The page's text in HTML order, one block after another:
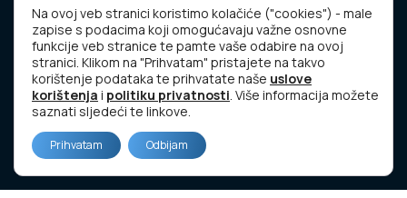
podržavaju
www.plavitelefon.ba
© Copyright 2023 Udruženje “NOVA GENERACIJA”.
Na ovoj veb stranici koristimo kolačiće ("cookies") - male
zapise s podacima koji omogućavaju važne osnovne
funkcije veb stranice te pamte vaše odabire na ovoj
stranici. Klikom na "Prihvatam" pristajete na takvo
korištenje podataka te prihvatate naše uslove
korištenja i politiku privatnosti. Više informacija možete
saznati sljedeći te linkove.
Prihvatam Odbijam